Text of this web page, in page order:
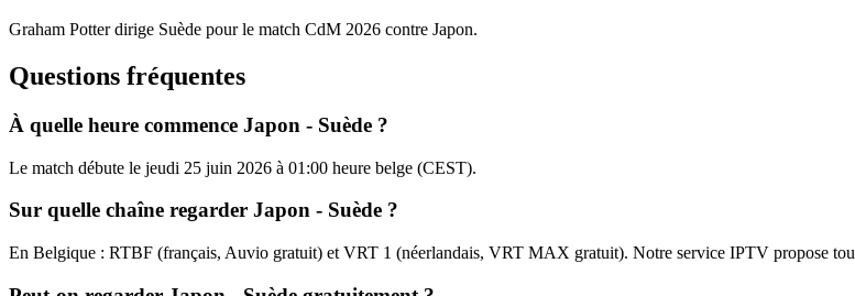
Graham Potter dirige Suède pour le match CdM 2026 contre Japon.
Questions fréquentes
À quelle heure commence Japon - Suède ?
Le match débute le jeudi 25 juin 2026 à 01:00 heure belge (CEST).
Sur quelle chaîne regarder Japon - Suède ?
En Belgique : RTBF (français, Auvio gratuit) et VRT 1 (néerlandais, VRT MAX gratuit). Notre service IPTV propose